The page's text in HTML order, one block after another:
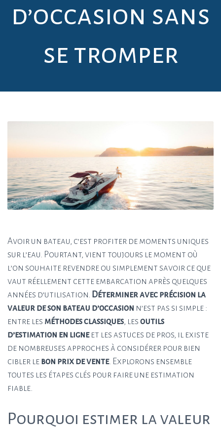
d’occasion sans
se tromper
Avoir un bateau, c’est profiter de moments uniques
sur l’eau. Pourtant, vient toujours le moment où
l’on souhaite revendre ou simplement savoir ce que
vaut réellement cette embarcation après quelques
années d’utilisation.
Déterminer avec précision la
valeur de son bateau d’occasion n’est pas si simple :
entre les méthodes classiques , les outils
d’estimation en ligneet les astuces de pros, il existe
de nombreuses approches à considérer pour bien
cibler le bon prix de vente. Explorons ensemble
toutes les étapes clés pour faire une estimation
fiable.
Pourquoi estimer la valeur